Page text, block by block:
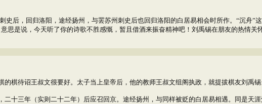
后，回归洛阳，途经扬州，与罢苏州刺史后也回归洛阳的白居易相会时所作。“沉舟”
思是说，今天听了你的诗歌不胜感慨，暂且借酒来振奋精神吧！刘禹锡在朋友的热情
待诏王叔文很要好。太子当上皇帝后，他的教师王叔文组阁执政，就提拔棋友刘禹
三年（实则二十二年）后应召回京。途经扬州，与同样被贬的白居易相遇。同是天